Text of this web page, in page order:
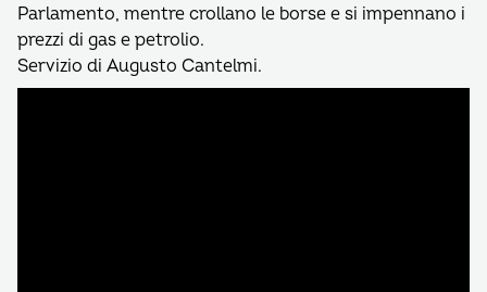
Parlamento, mentre crollano le borse e si impennano i
prezzi di gas e petrolio.
Servizio di Augusto Cantelmi.